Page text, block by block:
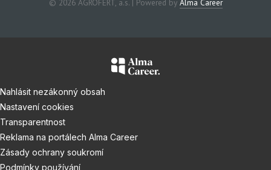
© 2026 AGROFERT, a.s. | Powered by Alma Career
Nahlásit nezákonný obsah
Nastavení cookies
Transparentnost
Reklama na portálech Alma Career
Zásady ochrany soukromí
Podmínky používání